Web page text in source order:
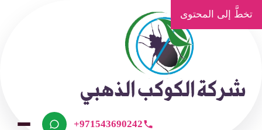
تخطَّ إلى المحتوى
+971543690242